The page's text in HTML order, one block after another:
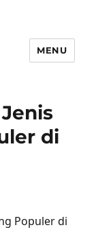
MENU
di
Populer di